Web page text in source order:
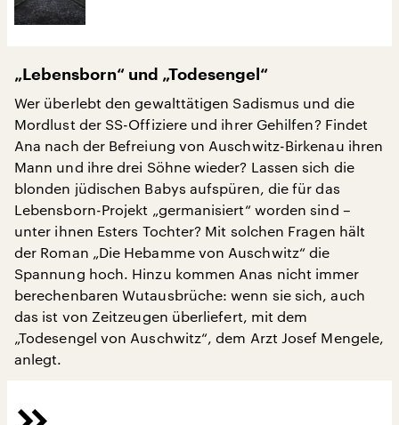
„Lebensborn“ und „Todesengel“
Wer überlebt den gewalttätigen Sadismus und die
Mordlust der SS-Offiziere und ihrer Gehilfen? Findet
Ana nach der Befreiung von Auschwitz-Birkenau ihren
Mann und ihre drei Söhne wieder? Lassen sich die
blonden jüdischen Babys aufspüren, die für das
Lebensborn-Projekt „germanisiert“ worden sind –
unter ihnen Esters Tochter? Mit solchen Fragen hält
der Roman „Die Hebamme von Auschwitz“ die
Spannung hoch. Hinzu kommen Anas nicht immer
berechenbaren Wutausbrüche: wenn sie sich, auch
das ist von Zeitzeugen überliefert, mit dem
„Todesengel von Auschwitz“, dem Arzt Josef Mengele,
anlegt.